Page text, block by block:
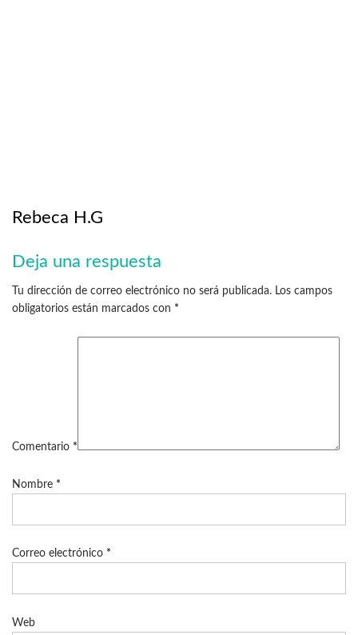
Rebeca H.G
Deja una respuesta
Tu dirección de correo electrónico no será publicada. Los campos
obligatorios están marcados con *
Comentario *
Nombre *
Correo electrónico *
Web